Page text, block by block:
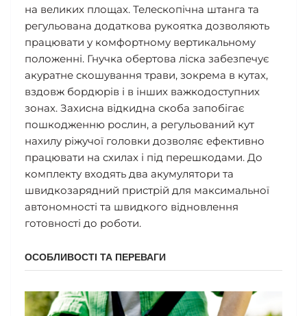
на великих площах. Телескопічна штанга та
регульована додаткова рукоятка дозволяють
працювати у комфортному вертикальному
положенні. Гнучка обертова ліска забезпечує
акуратне скошування трави, зокрема в кутах,
вздовж бордюрів і в інших важкодоступних
зонах. Захисна відкидна скоба запобігає
пошкодженню рослин, а регульований кут
нахилу ріжучої головки дозволяє ефективно
працювати на схилах і під перешкодами. До
комплекту входять два акумулятори та
швидкозарядний пристрій для максимальної
автономності та швидкого відновлення
готовності до роботи.
ОСОБЛИВОСТІ ТА ПЕРЕВАГИ